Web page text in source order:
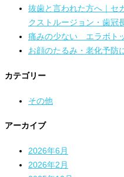
抜歯と言われた方へ｜セ
クストルージョン・歯冠
痛みの少ない エラボト
お顔のたるみ・老化予防
カテゴリー
その他
アーカイブ
2026年6月
2026年2月